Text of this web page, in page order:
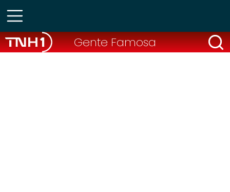
Gente Famosa